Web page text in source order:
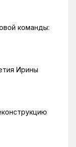
команды:
Ирины